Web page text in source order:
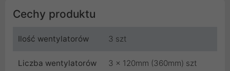
Cechy produktu
Ilość wentylatorów 3 szt
Liczba wentylatorów 3 x 120mm (360mm) szt